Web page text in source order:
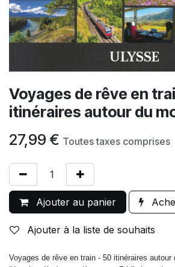
Voyages de rêve en
itinéraires autour du
27,99 € Toutes taxes comprises
Ajouter au panier
Ajouter à la liste de souhaits
Voyages de rêve en train - 50 itinéraires